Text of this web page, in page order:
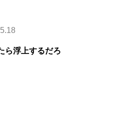
ら浮上するだろ